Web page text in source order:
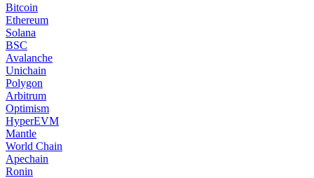
Bitcoin
Ethereum
Solana
BSC
Avalanche
Unichain
Polygon
Arbitrum
Optimism
HyperEVM
Mantle
World Chain
Apechain
Ronin